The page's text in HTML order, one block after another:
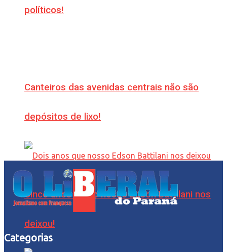
políticos!
Canteiros das avenidas centrais não são
depósitos de lixo!
Cinco anos que o nosso Edson Battilani nos
deixou!
Categorias